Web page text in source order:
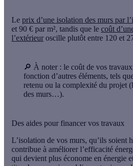
Le prix d’une isolation des murs par
et 90 € par m², tandis que le coût
l’extérieur oscille plutôt entre 120 et
🔎 À noter : le coût de vos
fonction d’autres éléments, tels
retenu ou la complexité du projet
des murs…).
Des aides pour financer vos travaux
L’isolation de vos murs, qu’ils soient
contribue à améliorer l’efficacité
qui devient plus économe en énergie